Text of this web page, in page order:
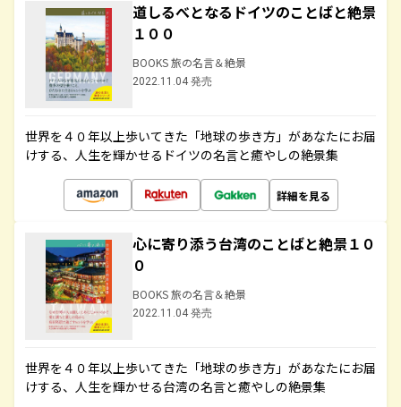
道しるべとなるドイツのことばと絶景
１００
BOOKS 旅の名言＆絶景
2022.11.04 発売
世界を４０年以上歩いてきた「地球の歩き方」があなたにお届
けする、人生を輝かせるドイツの名言と癒やしの絶景集
詳細を見る
心に寄り添う台湾のことばと絶景１０
０
BOOKS 旅の名言＆絶景
2022.11.04 発売
世界を４０年以上歩いてきた「地球の歩き方」があなたにお届
けする、人生を輝かせる台湾の名言と癒やしの絶景集